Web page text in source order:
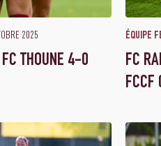
2025
THOUNE 4-0
ÉQUIPE
FC